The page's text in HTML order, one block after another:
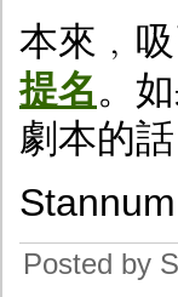
本來﹐
提名。
劇本的
Posted by